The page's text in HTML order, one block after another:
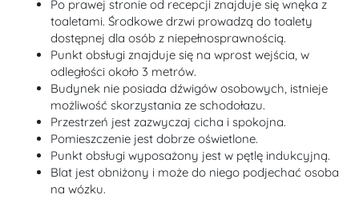
Po prawej stronie od recepcji znajduje się wnęka z
toaletami. Środkowe drzwi prowadzą do toalety
dostępnej dla osób z niepełnosprawnością.
Punkt obsługi znajduje się na wprost wejścia, w
odległości około 3 metrów.
Budynek nie posiada dźwigów osobowych, istnieje
możliwość skorzystania ze schodołazu.
Przestrzeń jest zazwyczaj cicha i spokojna.
Pomieszczenie jest dobrze oświetlone.
Punkt obsługi wyposażony jest w pętlę indukcyjną.
Blat jest obniżony i może do niego podjechać osoba
na wózku.